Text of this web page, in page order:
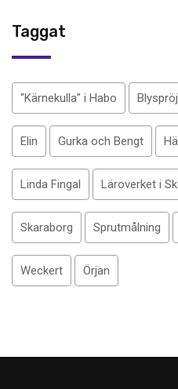
Taggat
"Kärnekulla" i Habo
Elin Gurka och Bengt
Linda Fingal Läroverket i
Skaraborg Sprutmålning
Weckert Örjan